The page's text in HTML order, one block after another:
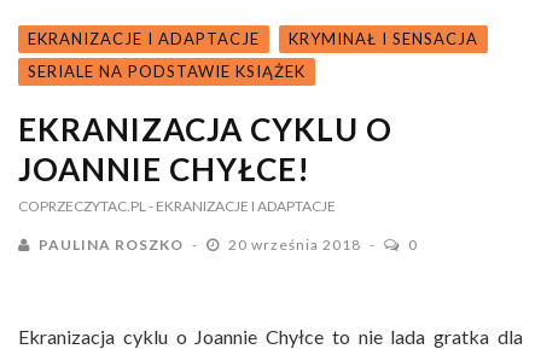
EKRANIZACJE I ADAPTACJE
KRYMINAŁ I SENSACJA
SERIALE NA PODSTAWIE KSIĄŻEK
EKRANIZACJA CYKLU O
JOANNIE CHYŁCE!
COPRZECZYTAC.PL - EKRANIZACJE I ADAPTACJE
PAULINA ROSZKO 20 września 2018 0
Ekranizacja cyklu o Joannie Chyłce to nie lada gratka dla